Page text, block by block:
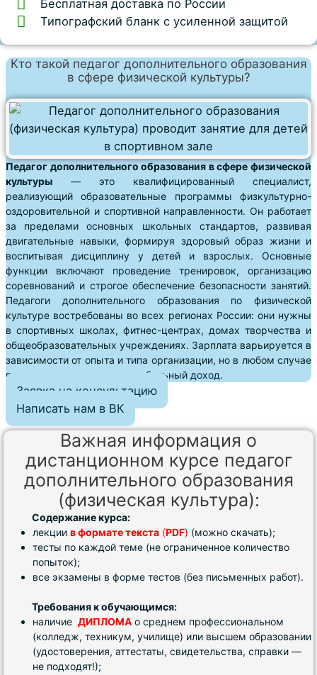
Бесплатная доставка по России
Типографский бланк с усиленной защитой
Кто такой педагог дополнительного образования
в сфере физической культуры?
Педагог дополнительного образования в сфере физической
культуры — это квалифицированный специалист,
реализующий образовательные программы физкультурно-
оздоровительной и спортивной направленности. Он работает
за пределами основных школьных стандартов, развивая
двигательные навыки, формируя здоровый образ жизни и
воспитывая дисциплину у детей и взрослых. Основные
функции включают проведение тренировок, организацию
соревнований и строгое обеспечение безопасности занятий.
Педагоги дополнительного образования по физической
культуре востребованы во всех регионах России: они нужны
в спортивных школах, фитнес-центрах, домах творчества и
общеобразовательных учреждениях. Зарплата варьируется в
зависимости от опыта и типа организации, но в любом случае
предлагает специалисту стабильный доход.
Заявка на консультацию
Написать нам в ВК
Важная информация о
дистанционном курсе педагог
дополнительного образования
(физическая культура):
Содержание курса:
лекции в формате текста (PDF) (можно скачать);
тесты по каждой теме (не ограниченное количество
попыток);
все экзамены в форме тестов (без письменных работ).
Требования к обучающимся:
наличие ДИПЛОМА о среднем профессиональном
(колледж, техникум, училище) или высшем образовании
(удостоверения, аттестаты, свидетельства, справки —
не подходят!);